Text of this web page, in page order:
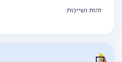
זהות ושייכות